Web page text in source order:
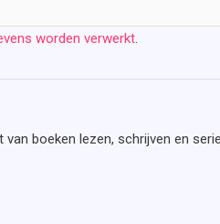
worden verwerkt.
boeken lezen, schrijven en